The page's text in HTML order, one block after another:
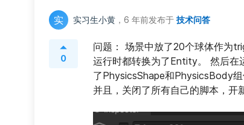
实 实习生小黄 ，6 年前发布于 技术问答
0
问题： 场景中放了20个球体作为
运行时都转换为了Entity。 然后
了PhysicsShape和PhysicsBody
并且，关闭了所有自己的脚本，开